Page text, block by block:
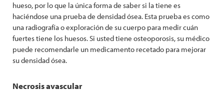
hueso, por lo que la única forma de saber si la tiene es
haciéndose una prueba de densidad ósea. Esta prueba es como
una radiografía o exploración de su cuerpo para medir cuán
fuertes tiene los huesos. Si usted tiene osteoporosis, su médico
puede recomendarle un medicamento recetado para mejorar
su densidad ósea.
Necrosis avascular